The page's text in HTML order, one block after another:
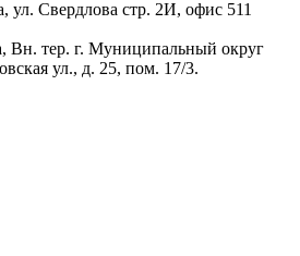
ул. Свердлова стр. 2И, офис 511
Вн. тер. г. Муниципальный округ
ул., д. 25, пом. 17/3.